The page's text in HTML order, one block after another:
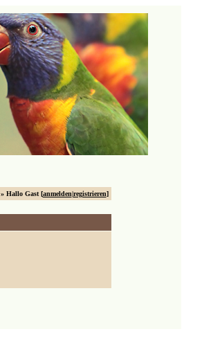
» Hallo Gast [anmelden|registrieren]